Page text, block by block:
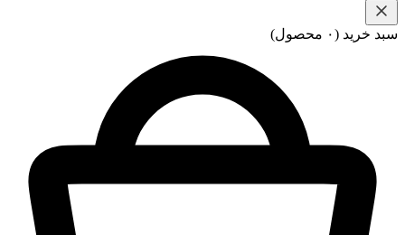
سبد خرید (۰ محصول)